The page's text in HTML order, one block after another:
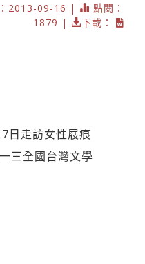
2013-09-16 |
點閱：
1879 |
下載：
日走訪女性屐痕
三全國台灣文學